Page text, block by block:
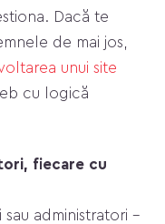
Dacă te
de mai jos,
unui site
cu logică
fiecare cu
administratori –